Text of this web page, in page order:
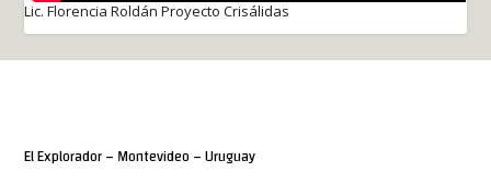
Lic. Florencia Roldán Proyecto Crisálidas
El Explorador – Montevideo – Uruguay